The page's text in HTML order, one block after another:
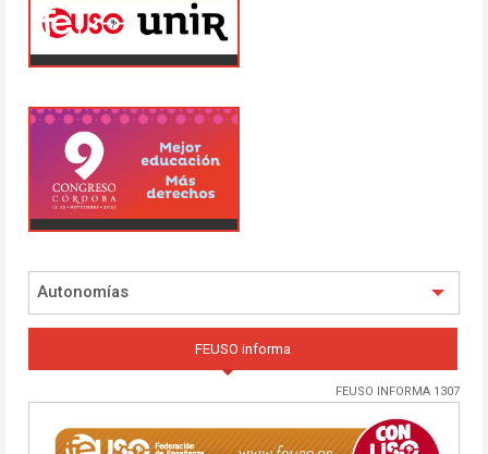
Autonomías
FEUSO informa
FEUSO INFORMA 1307